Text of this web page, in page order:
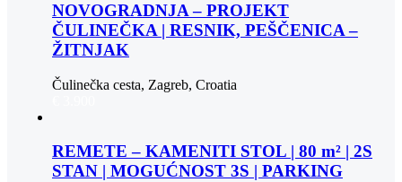
NOVOGRADNJA – PROJEKT
ČULINEČKA | RESNIK, PEŠČENICA –
ŽITNJAK
Čulinečka cesta, Zagreb, Croatia
REMETE – KAMENITI STOL | 80 m² | 2S
STAN | MOGUĆNOST 3S | PARKING